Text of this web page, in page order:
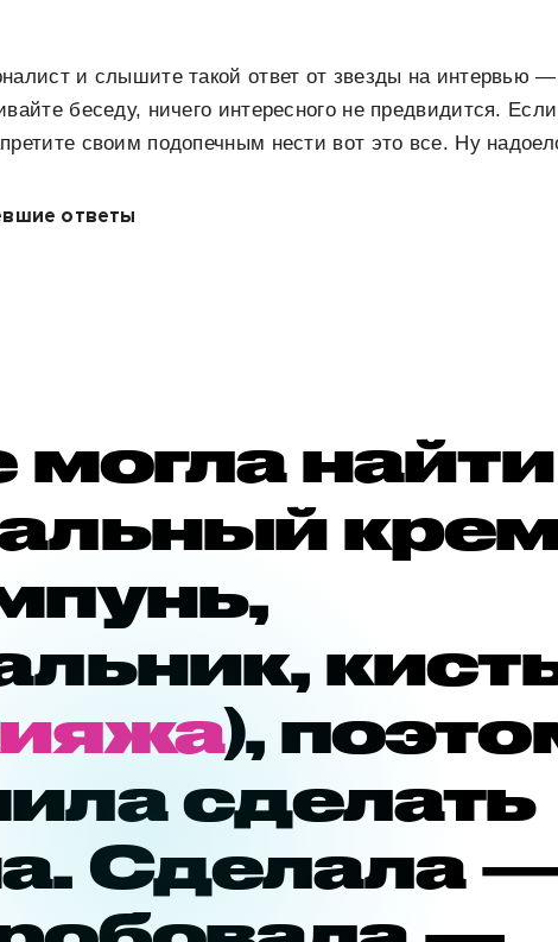
и слышите такой ответ от звезды на интервью
беседу, ничего интересного не предвидится.
своим подопечным нести вот это все. Ну
ответы
могла найти
),
сделать
Сделала